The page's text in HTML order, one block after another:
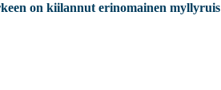
on kiilannut erinomainen myllyruis